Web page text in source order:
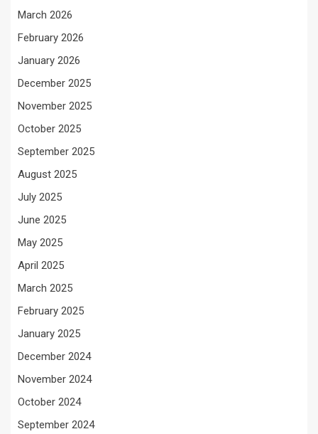
March 2026
February 2026
January 2026
December 2025
November 2025
October 2025
September 2025
August 2025
July 2025
June 2025
May 2025
April 2025
March 2025
February 2025
January 2025
December 2024
November 2024
October 2024
September 2024